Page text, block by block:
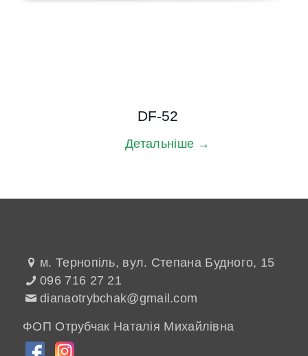
DF-52
Детальніше →
м. Тернопіль, вул. Степана Будного, 15
096 716 27 21
dianaotrybchak@gmail.com
ФОП Отрубчак Наталія Михайлівна